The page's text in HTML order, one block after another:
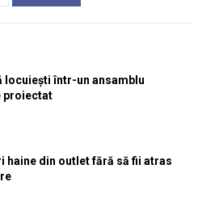
locuiești într-un ansamblu
proiectat
haine din outlet fără să fii atras